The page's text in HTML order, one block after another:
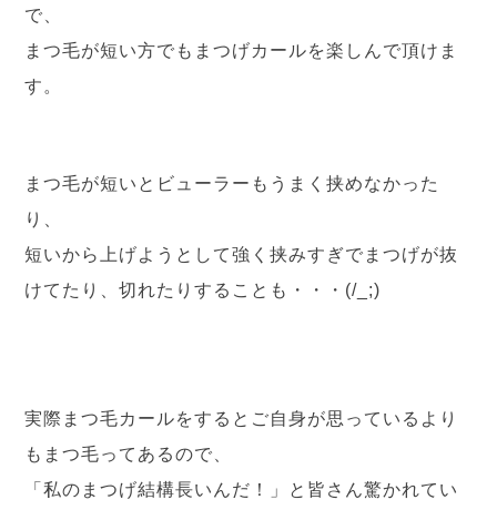
で、
まつ毛が短い方でもまつげカールを楽しんで頂けま
す。
まつ毛が短いとビューラーもうまく挟めなかった
り、
短いから上げようとして強く挟みすぎでまつげが抜
けてたり、切れたりすることも・・・(/_;)
実際まつ毛カールをするとご自身が思っているより
もまつ毛ってあるので、
「私のまつげ結構長いんだ！」と皆さん驚かれてい